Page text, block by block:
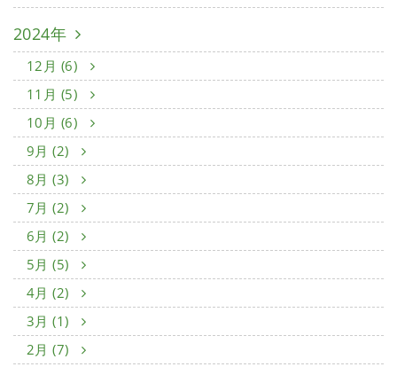
2024年
12月 (6)
11月 (5)
10月 (6)
9月 (2)
8月 (3)
7月 (2)
6月 (2)
5月 (5)
4月 (2)
3月 (1)
2月 (7)